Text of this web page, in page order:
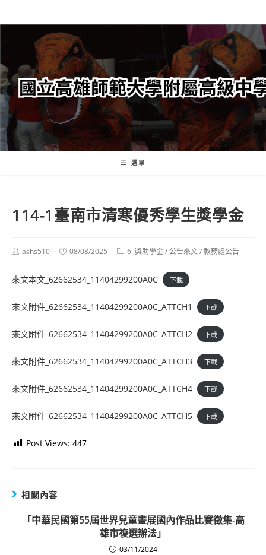
轉
要
內
容
選單
114-1臺南市清寒優秀學生獎學金
Postashs510
Post08/08/2025
Post6. 獎助學金/公告來文/教務處公告
來文本文_62662534_11404299200A0C 下載
來文附件_62662534_11404299200A0C_ATTCH1 下載
來文附件_62662534_11404299200A0C_ATTCH2 下載
來文附件_62662534_11404299200A0C_ATTCH3 下載
來文附件_62662534_11404299200A0C_ATTCH4 下載
來文附件_62662534_11404299200A0C_ATTCH5 下載
Post Views: 447
相關內容
「中華民國第55屆世界兒童畫展國內作品比賽徵集-高
雄市複選辦法」
03/11/2024